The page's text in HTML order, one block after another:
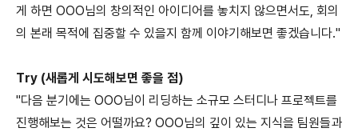
게 하면 OOO님의 창의적인 아이디어를 놓치지 않으면서도, 회의
의 본래 목적에 집중할 수 있을지 함께 이야기해보면 좋겠습니다."
Try (새롭게 시도해보면 좋을 점)
"다음 분기에는 OOO님이 리딩하는 소규모 스터디나 프로젝트를
진행해보는 것은 어떨까요? OOO님의 깊이 있는 지식을 팀원들과